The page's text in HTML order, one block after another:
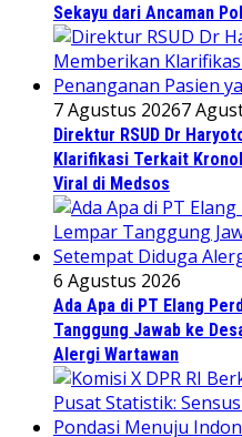
Sekayu dari Ancaman
7 Agustus 20267
Direktur RSUD Dr
Klarifikasi Terkait
Viral di Medsos
6 Agustus 2026
Ada Apa di PT Elang
Tanggung Jawab ke
Alergi Wartawan